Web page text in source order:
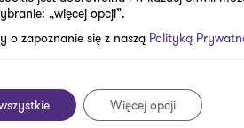
„więcej opcji”.
o zapoznanie się z naszą Polityką
Więcej opcji